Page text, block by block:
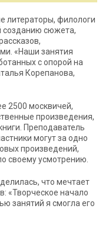
литераторы, филологи
созданию сюжета,
«Наши занятия
с опорой на
Корепанова,
2500 москвичей,
произведения,
Преподаватель
могут за одно
произведений,
своему усмотрению.
что мечтает
«Творческое начало
занятий я смогла его